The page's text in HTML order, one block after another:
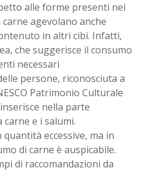
alle forme presenti nei
agevolano anche
in altri cibi. Infatti,
che suggerisce il consumo
necessari
persone, riconosciuta a
Patrimonio Culturale
nella parte
e i salumi.
eccessive, ma in
di carne è auspicabile.
di raccomandazioni da